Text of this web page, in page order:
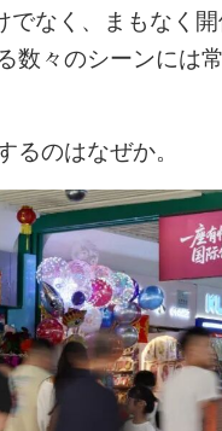
でなく、まもなく
数々のシーンには
るのはなぜか。